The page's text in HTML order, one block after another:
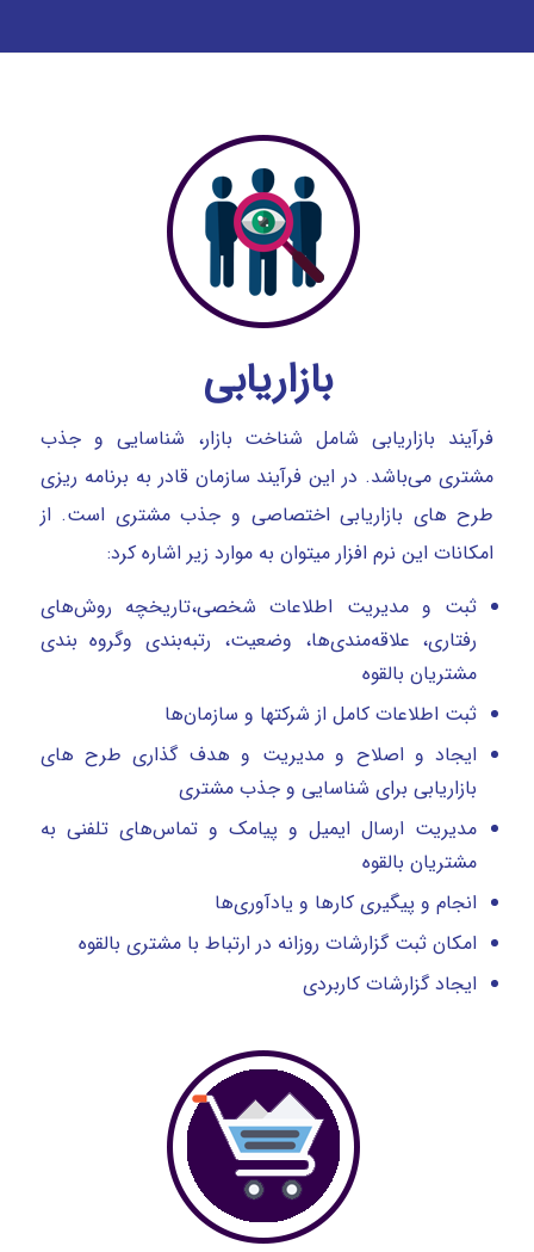
بازاریابی
فرآیند بازاریابی شامل شناخت بازار، شناسایی و جذب
مشتری می‌باشد. در این فرآیند سازمان قادر به برنامه ریزی
طرح های بازاریابی اختصاصی و جذب مشتری است. از
امکانات این نرم افزار میتوان به موارد زیر اشاره کرد:
ثبت و مدیریت اطلاعات شخصی،تاریخچه روش‌های
رفتاری، علاقه‌مندی‌ها، وضعیت، رتبه‌بندی وگروه بندی
مشتریان بالقوه
ثبت اطلاعات کامل از شرکتها و سازمان‌ها
ایجاد و اصلاح و مدیریت و هدف ‌گذاری طرح های
بازاریابی برای شناسایی و جذب مشتری
مدیریت ارسال ایمیل و پیامک و تماس‌های تلفنی به
مشتریان بالقوه
انجام و پیگیری کارها و یادآوری‌ها
امکان ثبت گزارشات روزانه در ارتباط با مشتری بالقوه
ایجاد گزارشات کاربردی